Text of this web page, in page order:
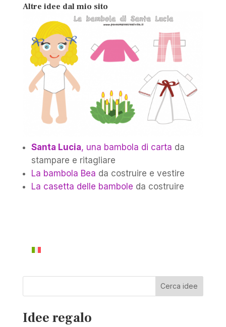
Altre idee dal mio sito
Santa Lucia, una bambola di carta da
stampare e ritagliare
La bambola Bea da costruire e vestire
La casetta delle bambole da costruire
Cerca idee
Idee regalo